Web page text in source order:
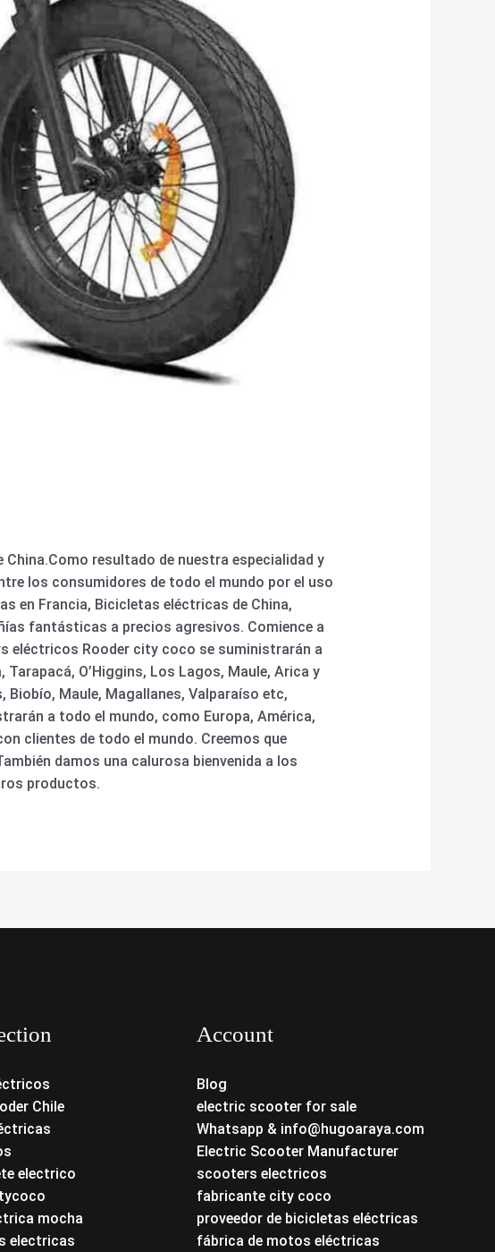
resultado de nuestra especialidad y
los consumidores de todo el mundo por el uso
en Francia, Bicicletas eléctricas de China,
fantásticas a precios agresivos. Comience a
eléctricos Rooder city coco se suministrarán a
O’Higgins, Los Lagos, Maule, Arica y
Maule, Magallanes, Valparaíso etc,
a todo el mundo, como Europa, América,
clientes de todo el mundo. Creemos que
damos una calurosa bienvenida a los
productos.
Chile
electrico
mocha
electricas
Account
Blog
electric scooter for sale
Whatsapp & info@hugoaraya.com
Electric Scooter Manufacturer
scooters electricos
fabricante city coco
proveedor de bicicletas eléctricas
fábrica de motos eléctricas